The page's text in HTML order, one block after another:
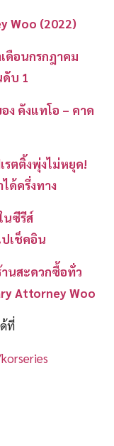
Woo (2022)
ดือนกรกฎาคม
บ 1
ง คังแทโอ – คาด
รตติ้งพุ่งไม่หยุด!
ด้ครึ่งทาง
นซีรีส์
เช็คอิน
านสะดวกซื้อทั่ว
Attorney Woo
ที่